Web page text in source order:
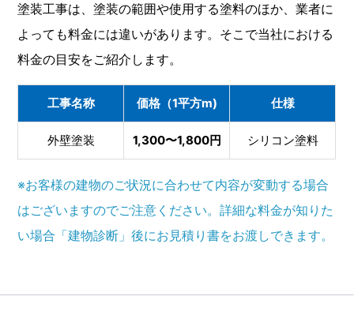
塗装工事は、塗装の範囲や使用する塗料のほか、業者に
よっても料金には違いがあります。そこで当社における
料金の目安をご紹介します。
工事名称 価格（1平方m) 仕様
外壁塗装 1,300〜1,800円 シリコン塗料
※お客様の建物のご状況に合わせて内容が変動する場合
はございますのでご注意ください。詳細な料金が知りた
い場合「建物診断」後にお見積り書をお渡しできます。